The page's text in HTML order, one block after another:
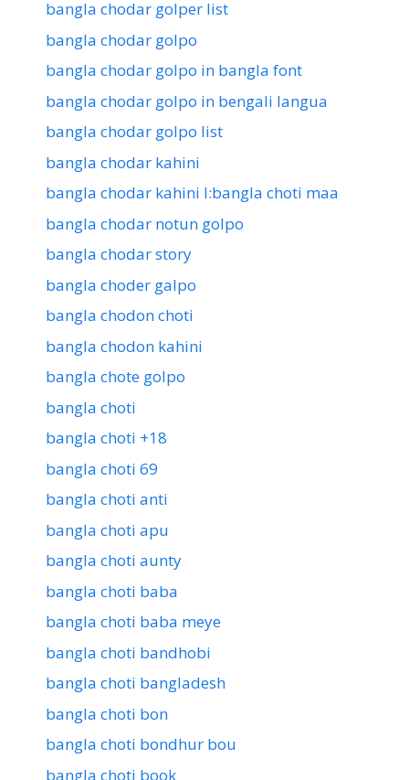
bangla chodar golper list
bangla chodar golpo
bangla chodar golpo in bangla font
bangla chodar golpo in bengali langua
bangla chodar golpo list
bangla chodar kahini
bangla chodar kahini l:bangla choti maa
bangla chodar notun golpo
bangla chodar story
bangla choder galpo
bangla chodon choti
bangla chodon kahini
bangla chote golpo
bangla choti
bangla choti +18
bangla choti 69
bangla choti anti
bangla choti apu
bangla choti aunty
bangla choti baba
bangla choti baba meye
bangla choti bandhobi
bangla choti bangladesh
bangla choti bon
bangla choti bondhur bou
bangla choti book